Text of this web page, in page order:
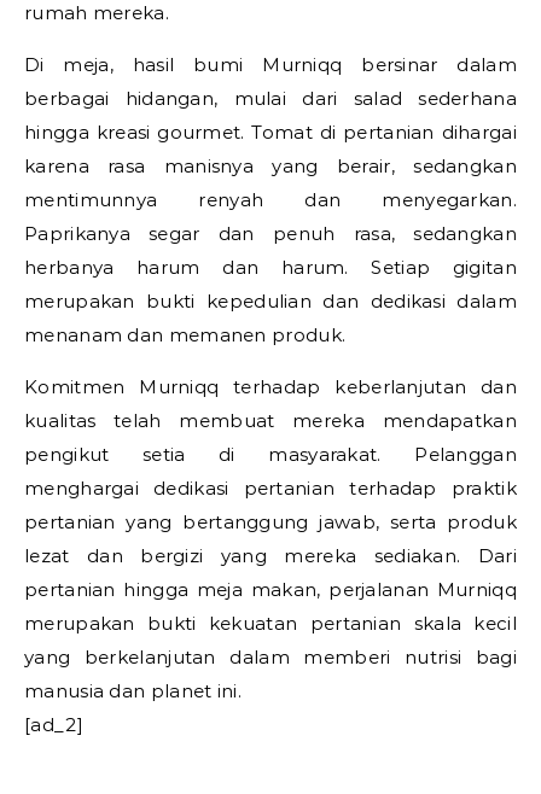
rumah mereka.
Di meja, hasil bumi Murniqq bersinar dalam
berbagai hidangan, mulai dari salad sederhana
hingga kreasi gourmet. Tomat di pertanian dihargai
karena rasa manisnya yang berair, sedangkan
mentimunnya renyah dan menyegarkan.
Paprikanya segar dan penuh rasa, sedangkan
herbanya harum dan harum. Setiap gigitan
merupakan bukti kepedulian dan dedikasi dalam
menanam dan memanen produk.
Komitmen Murniqq terhadap keberlanjutan dan
kualitas telah membuat mereka mendapatkan
pengikut setia di masyarakat. Pelanggan
menghargai dedikasi pertanian terhadap praktik
pertanian yang bertanggung jawab, serta produk
lezat dan bergizi yang mereka sediakan. Dari
pertanian hingga meja makan, perjalanan Murniqq
merupakan bukti kekuatan pertanian skala kecil
yang berkelanjutan dalam memberi nutrisi bagi
manusia dan planet ini.
[ad_2]